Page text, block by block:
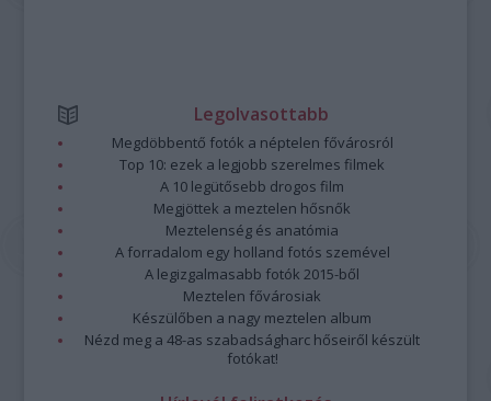
Legolvasottabb
Megdöbbentő fotók a néptelen fővárosról
Top 10: ezek a legjobb szerelmes filmek
A 10 legütősebb drogos film
Megjöttek a meztelen hősnők
Meztelenség és anatómia
A forradalom egy holland fotós szemével
A legizgalmasabb fotók 2015-ből
Meztelen fővárosiak
Készülőben a nagy meztelen album
Nézd meg a 48-as szabadságharc hőseiről készült
fotókat!